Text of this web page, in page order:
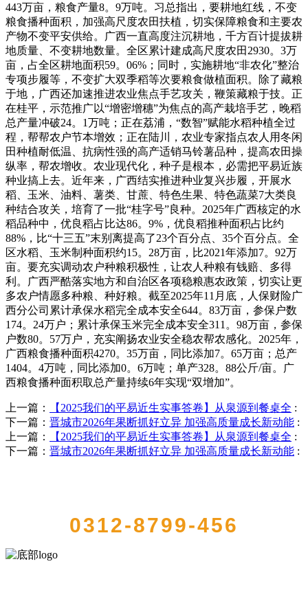
443万亩，粮食产量8。9万吨。习总指出，要耕地红线，不变
粮食播种面积，加强高尺度农田扶植，切实保障粮食和主要农
产物不变平安供给。广西一直高度注沉耕地，千方百计提拔耕
地质量、不变耕地数量。全区累计建成高尺度农田2930。3万
亩，占全区耕地面积59。06%；同时，实施耕地“非农化”整治
专项步履等，不变扩大双季稻等次要粮食做植面积。除了藏粮
于地，广西还加速推进农业焦点手艺攻关，鞭策藏粮于技。正
在桂平，示范推广以“增密增穗”为焦点的高产栽培手艺，晚稻
总产量冲破24。1万吨；正在荔浦，“数智”赋能水稻种植全过
程，帮帮农户节本增效；正在陆川，农业专家指点农人用冬闲
田种植耐低温、抗病性强的高产适销马铃薯品种，提高农田操
纵率，帮农增收。农业现代化，种子是根本，必需把平易近族
种业搞上去。近年来，广西结实推进种业复兴步履，开展水
稻、玉米、油料、薯类、甘蔗、特色生果、特色蔬菜7大类良
种结合攻关，培育了一批“桂字号”良种。2025年广西核定的水
稻品种中，优良稻占比达86。9%，优良稻推种面积占比约
88%，比“十三五”末别离提高了23个百分点、35个百分点。全
区水稻、玉米制种面积约15。28万亩，比2021年添加7。92万
亩。要充实调动农户种粮积极性，让农人种粮有钱赔、多得
利。广西严酷落实地方和自治区各项稳粮惠农政策，切实让更
多农户情愿多种粮、种好粮。截至2025年11月底，人保财险广
西分公司累计承保水稻完全成本安全644。83万亩，参保户数
174。24万户；累计承保玉米完全成本安全311。98万亩，参保
户数80。57万户，充实阐扬农业安全稳农帮农感化。2025年，
广西粮食播种面积4270。35万亩，同比添加7。65万亩；总产
1404。4万吨，同比添加0。6万吨；单产328。88公斤/亩。广
西粮食播种面积取总产量持续6年实现“双增加”。
上一篇： 【2025我们的平易近生实事答卷】从泉源到餐桌全 :
下一篇： 晋城市2026年果断抓好立异 加强高质量成长新动能 :
上一篇：
【2025我们的平易近生实事答卷】从泉源到餐桌全 :
下一篇： 晋城市2026年果断抓好立异 加强高质量成长新动能 :
0312-8799-456